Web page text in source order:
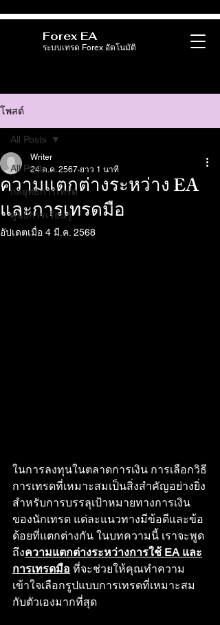
Forex EA
ระบบเทรด Forex อัตโนมัติ
โพสต์
All Posts
กลยุทธ์การเทรด
ศูนย์การเรียนรู้
All Posts
ความแตกต่างระหว่าง EA
และการเทรดมือ
Writer
24 ต.ค. 2567 ยาว 1 นาที
อัปเดตเมื่อ 4 มี.ค. 2568
ในการลงทุนในตลาดการเงิน การเลือกวิธี
การเทรดที่เหมาะสมเป็นสิ่งสำคัญอย่างยิ่ง
สำหรับการบรรลุเป้าหมายทางการเงิน
ของนักเทรด แต่ละแนวทางมีข้อดีและข้อ
ด้อยที่แตกต่างกัน ในบทความนี้ เราจะพูด
ถึงความแตกต่างระหว่างการใช้ EA และ
การเทรดมือ ที่จะช่วยให้คุณทำความ
เข้าใจเลือกรูปแบบการเทรดที่เหมาะสม
กับตัวเองมากที่สุด